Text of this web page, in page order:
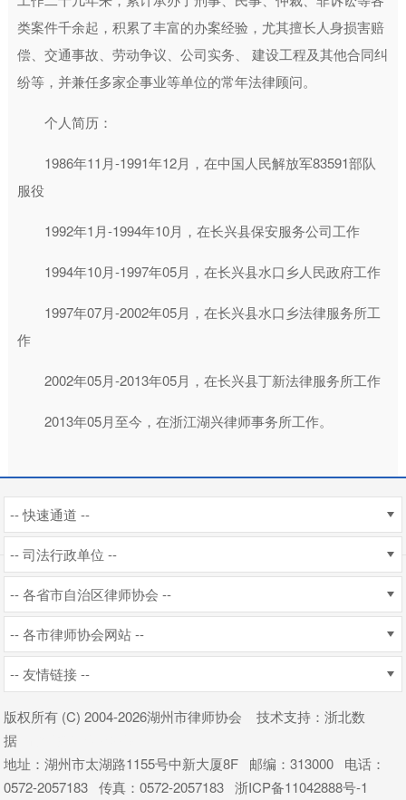
类案件千余起，积累了丰富的办案经验，尤其擅长人身损害赔
偿、交通事故、劳动争议、公司实务、 建设工程及其他合同纠
纷等，并兼任多家企事业等单位的常年法律顾问。
个人简历：
1986年11月-1991年12月，在中国人民解放军83591部队
服役
1992年1月-1994年10月，在长兴县保安服务公司工作
1994年10月-1997年05月，在长兴县水口乡人民政府工作
1997年07月-2002年05月，在长兴县水口乡法律服务所工
作
2002年05月-2013年05月，在长兴县丁新法律服务所工作
2013年05月至今，在浙江湖兴律师事务所工作。
-- 快速通道 --
-- 司法行政单位 --
-- 各省市自治区律师协会 --
-- 各市律师协会网站 --
-- 友情链接 --
版权所有 (C) 2004-2026湖州市律师协会技术支持 ：浙北数
据
地址：湖州市太湖路1155号中新大厦8F 邮编：313000 电话：
0572-2057183 传真：0572-2057183浙ICP备11042888号-1